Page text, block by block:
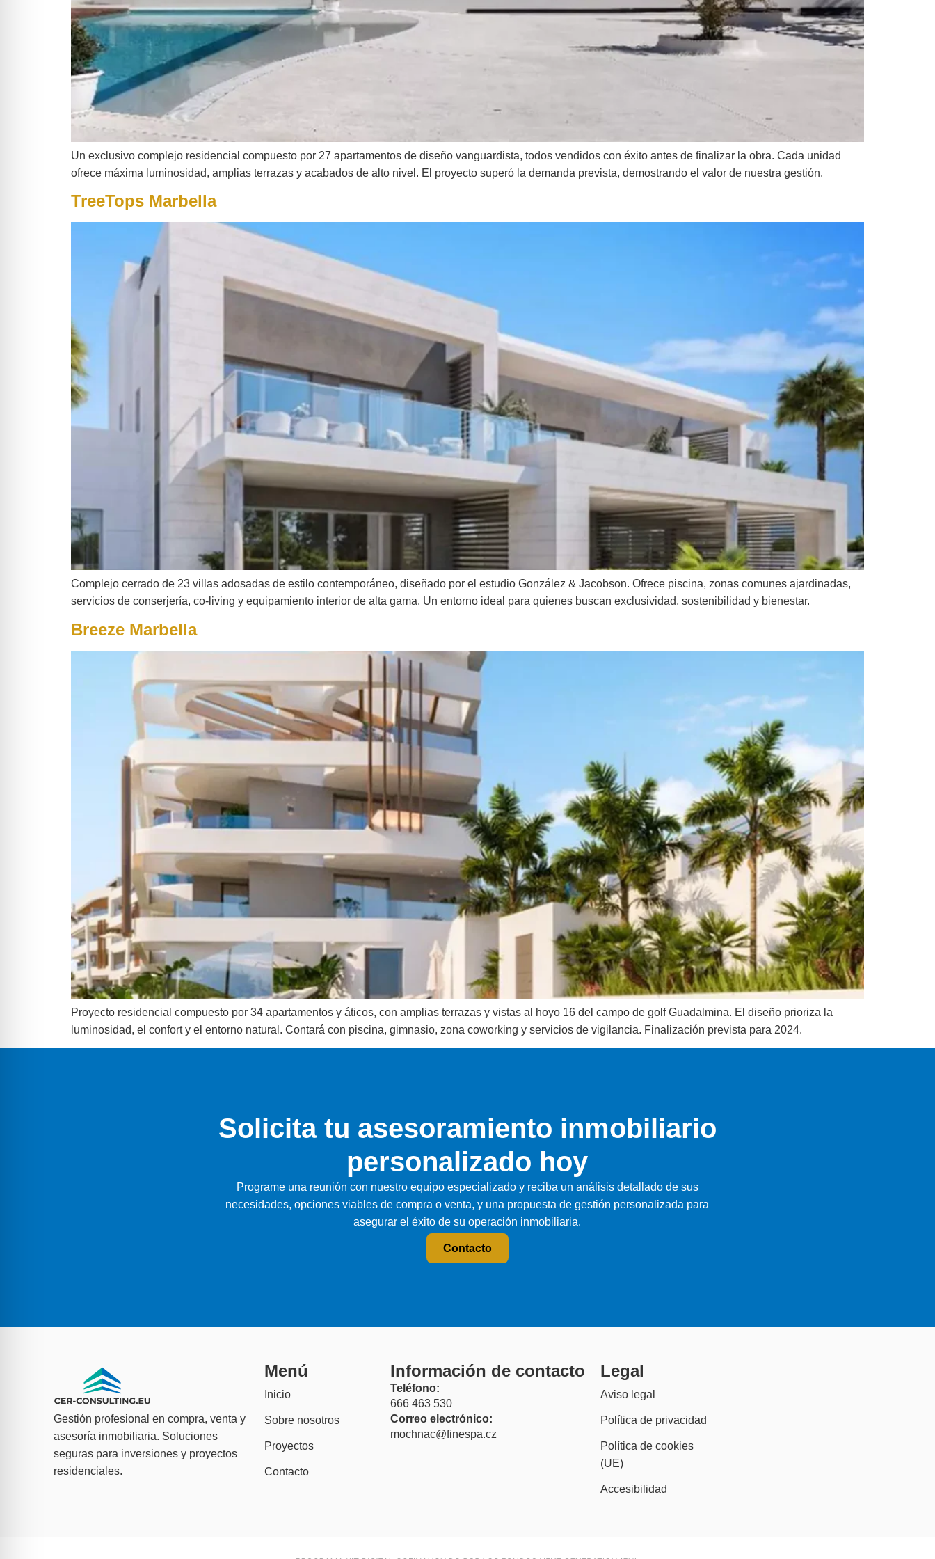
Un exclusivo complejo residencial compuesto por 27 apartamentos de diseño vanguardista, todos vendidos con éxito antes de finalizar la obra. Cada unidad
ofrece máxima luminosidad, amplias terrazas y acabados de alto nivel. El proyecto superó la demanda prevista, demostrando el valor de nuestra gestión.
TreeTops Marbella
Complejo cerrado de 23 villas adosadas de estilo contemporáneo, diseñado por el estudio González & Jacobson. Ofrece piscina, zonas comunes ajardinadas,
servicios de conserjería, co-living y equipamiento interior de alta gama. Un entorno ideal para quienes buscan exclusividad, sostenibilidad y bienestar.
Breeze Marbella
Proyecto residencial compuesto por 34 apartamentos y áticos, con amplias terrazas y vistas al hoyo 16 del campo de golf Guadalmina. El diseño prioriza la
luminosidad, el confort y el entorno natural. Contará con piscina, gimnasio, zona coworking y servicios de vigilancia. Finalización prevista para 2024.
Solicita tu asesoramiento inmobiliario
personalizado hoy
Programe una reunión con nuestro equipo especializado y reciba un análisis detallado de sus
necesidades, opciones viables de compra o venta, y una propuesta de gestión personalizada para
asegurar el éxito de su operación inmobiliaria.
Contacto
Gestión profesional en compra, venta y
asesoría inmobiliaria. Soluciones
seguras para inversiones y proyectos
residenciales.
Menú
Inicio
Sobre nosotros
Proyectos
Contacto
Información de contacto
Teléfono:
666 463 530
Correo electrónico:
mochnac@finespa.cz
Legal
Aviso legal
Política de privacidad
Política de cookies
(UE)
Accesibilidad